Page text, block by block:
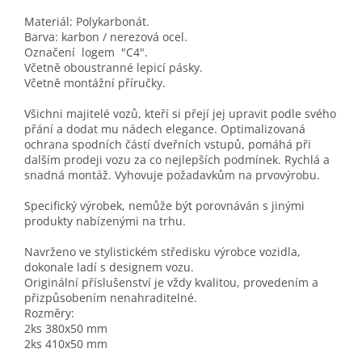
Materiál: Polykarbonát.
Barva: karbon / nerezová ocel.
Označení logem "C4".
Včetně oboustranné lepicí pásky.
Včetně montážní příručky.
Všichni majitelé vozů, kteří si přejí jej upravit podle svého
přání a dodat mu nádech elegance. Optimalizovaná
ochrana spodních částí dveřních vstupů, pomáhá při
dalším prodeji vozu za co nejlepších podmínek. Rychlá a
snadná montáž. Vyhovuje požadavkům na prvovýrobu.
Specifický výrobek, nemůže být porovnáván s jinými
produkty nabízenými na trhu.
Navrženo ve stylistickém středisku výrobce vozidla,
dokonale ladí s designem vozu.
Originální příslušenství je vždy kvalitou, provedením a
přizpůsobením nenahraditelné.
Rozměry:
2ks 380x50 mm
2ks 410x50 mm